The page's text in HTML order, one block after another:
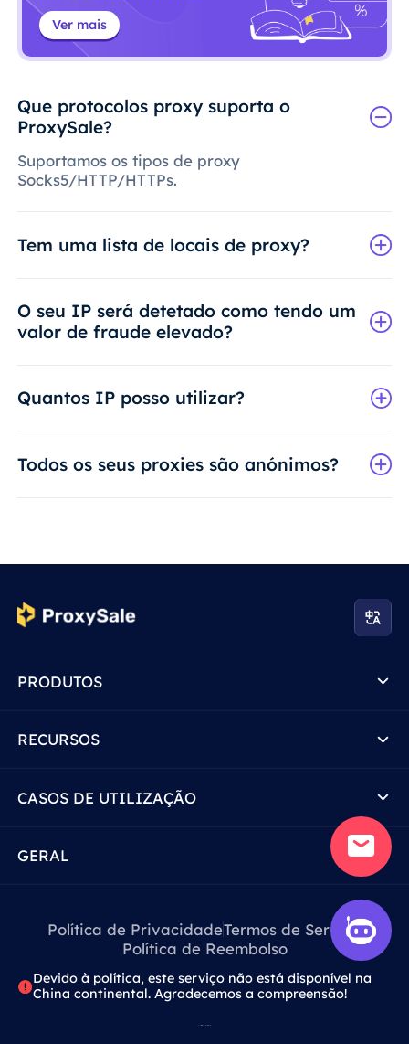
Ver mais
Que protocolos proxy suporta o
ProxySale?
Suportamos os tipos de proxy
Socks5/HTTP/HTTPs.
Tem uma lista de locais de proxy?
O seu IP será detetado como tendo um
valor de fraude elevado?
Quantos IP posso utilizar?
Todos os seus proxies são anónimos?
PRODUTOS
RECURSOS
CASOS DE UTILIZAÇÃO
GERAL
Política de PrivacidadeTermos de Serviço
Política de Reembolso
Devido à política, este serviço não está disponível na
China continental. Agradecemos a compreensão!